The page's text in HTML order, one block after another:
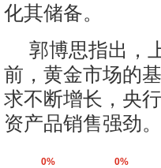
化其储备。
郭博思指出，
前，黄金市场的
求不断增长，央
资产品销售强劲。
0% 0%